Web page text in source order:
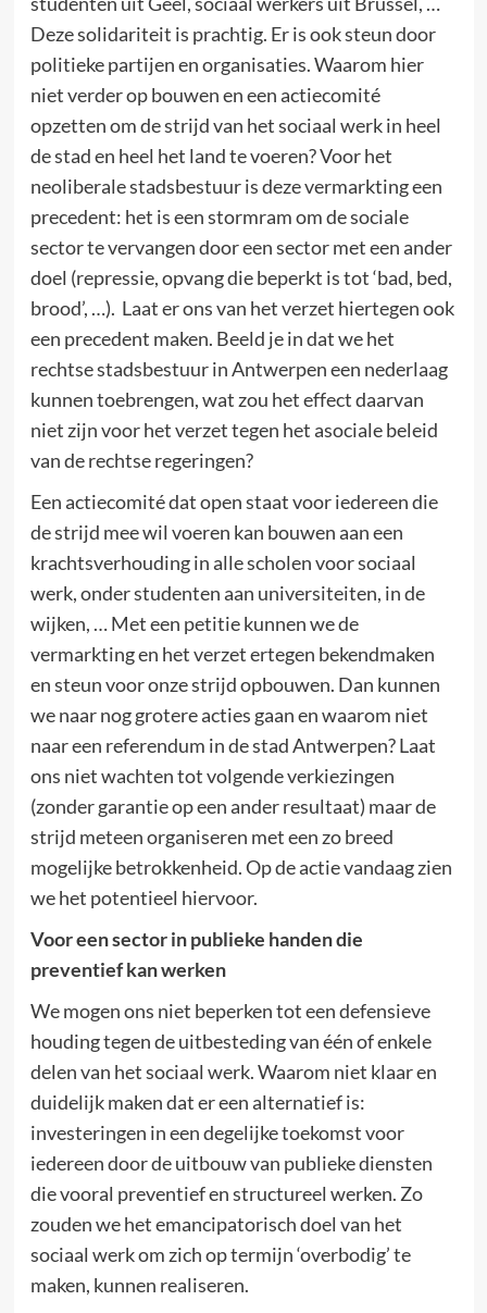
Deze solidariteit is prachtig. Er is ook steun door
politieke partijen en organisaties. Waarom hier
niet verder op bouwen en een actiecomité
opzetten om de strijd van het sociaal werk in heel
de stad en heel het land te voeren? Voor het
neoliberale stadsbestuur is deze vermarkting een
precedent: het is een stormram om de sociale
sector te vervangen door een sector met een ander
doel (repressie, opvang die beperkt is tot ‘bad, bed,
brood’, …). Laat er ons van het verzet hiertegen ook
een precedent maken. Beeld je in dat we het
rechtse stadsbestuur in Antwerpen een nederlaag
kunnen toebrengen, wat zou het effect daarvan
niet zijn voor het verzet tegen het asociale beleid
van de rechtse regeringen?
Een actiecomité dat open staat voor iedereen die
de strijd mee wil voeren kan bouwen aan een
krachtsverhouding in alle scholen voor sociaal
werk, onder studenten aan universiteiten, in de
wijken, … Met een petitie kunnen we de
vermarkting en het verzet ertegen bekendmaken
en steun voor onze strijd opbouwen. Dan kunnen
we naar nog grotere acties gaan en waarom niet
naar een referendum in de stad Antwerpen? Laat
ons niet wachten tot volgende verkiezingen
(zonder garantie op een ander resultaat) maar de
strijd meteen organiseren met een zo breed
mogelijke betrokkenheid. Op de actie vandaag zien
we het potentieel hiervoor.
Voor een sector in publieke handen die
preventief kan werken
We mogen ons niet beperken tot een defensieve
houding tegen de uitbesteding van één of enkele
delen van het sociaal werk. Waarom niet klaar en
duidelijk maken dat er een alternatief is:
investeringen in een degelijke toekomst voor
iedereen door de uitbouw van publieke diensten
die vooral preventief en structureel werken. Zo
zouden we het emancipatorisch doel van het
sociaal werk om zich op termijn ‘overbodig’ te
maken, kunnen realiseren.